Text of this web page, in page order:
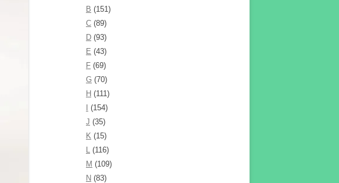
B (151)
C (89)
D (93)
E (43)
F (69)
G (70)
H (111)
(154)
J (35)
K (15)
L (116)
M (109)
N (83)